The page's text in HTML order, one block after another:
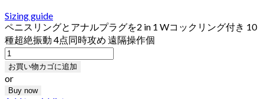
Sizing guide
ペニスリングとアナルプラグを2 in 1 Wコックリング付き 10
種超絶振動 4点同時攻め 遠隔操作個
お買い物カゴに追加
or
Buy now